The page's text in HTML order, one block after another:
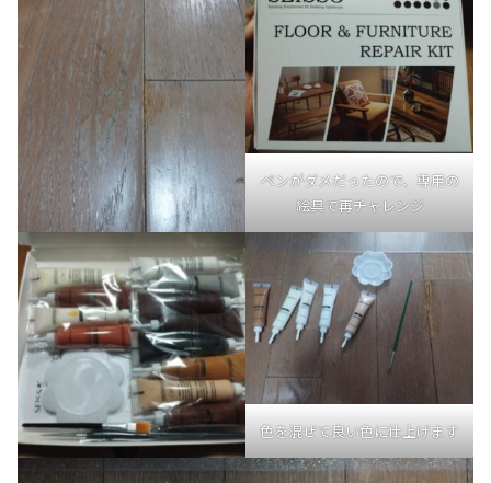
ペンがダメだったので、専用の
絵具で再チャレンジ
色を混ぜて良い色に仕上げます